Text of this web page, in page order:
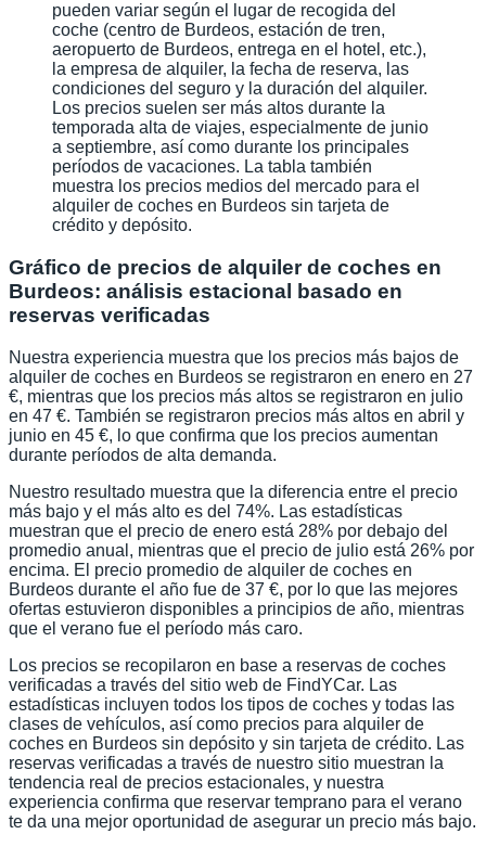
pueden variar según el lugar de recogida del
coche (centro de Burdeos, estación de tren,
aeropuerto de Burdeos, entrega en el hotel, etc.),
la empresa de alquiler, la fecha de reserva, las
condiciones del seguro y la duración del alquiler.
Los precios suelen ser más altos durante la
temporada alta de viajes, especialmente de junio
a septiembre, así como durante los principales
períodos de vacaciones. La tabla también
muestra los precios medios del mercado para el
alquiler de coches en Burdeos sin tarjeta de
crédito y depósito.
Gráfico de precios de alquiler de coches en
Burdeos: análisis estacional basado en
reservas verificadas
Nuestra experiencia muestra que los precios más bajos de
alquiler de coches en Burdeos se registraron en enero en 27
€, mientras que los precios más altos se registraron en julio
en 47 €. También se registraron precios más altos en abril y
junio en 45 €, lo que confirma que los precios aumentan
durante períodos de alta demanda.
Nuestro resultado muestra que la diferencia entre el precio
más bajo y el más alto es del 74%. Las estadísticas
muestran que el precio de enero está 28% por debajo del
promedio anual, mientras que el precio de julio está 26% por
encima. El precio promedio de alquiler de coches en
Burdeos durante el año fue de 37 €, por lo que las mejores
ofertas estuvieron disponibles a principios de año, mientras
que el verano fue el período más caro.
Los precios se recopilaron en base a reservas de coches
verificadas a través del sitio web de FindYCar. Las
estadísticas incluyen todos los tipos de coches y todas las
clases de vehículos, así como precios para alquiler de
coches en Burdeos sin depósito y sin tarjeta de crédito. Las
reservas verificadas a través de nuestro sitio muestran la
tendencia real de precios estacionales, y nuestra
experiencia confirma que reservar temprano para el verano
te da una mejor oportunidad de asegurar un precio más bajo.